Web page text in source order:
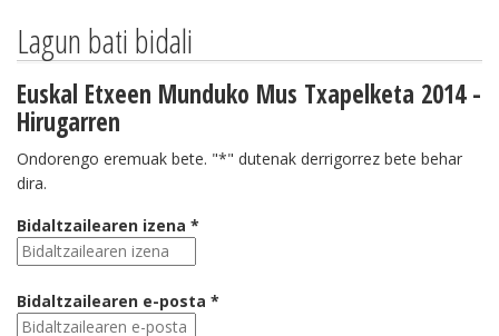
Lagun bati bidali
Euskal Etxeen Munduko Mus Txapelketa 2014 -
Hirugarren
Ondorengo eremuak bete. "*" dutenak derrigorrez bete behar
dira.
Bidaltzailearen izena *
Bidaltzailearen e-posta *